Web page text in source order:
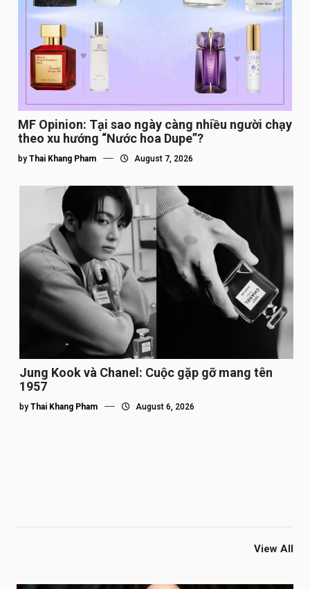
MF Opinion: Tại sao ngày càng nhiều người chạy
theo xu hướng “Nước hoa Dupe”?
by Thai Khang Pham August 7, 2026
Jung Kook và Chanel: Cuộc gặp gỡ mang tên
1957
by Thai Khang Pham August 6, 2026
View All